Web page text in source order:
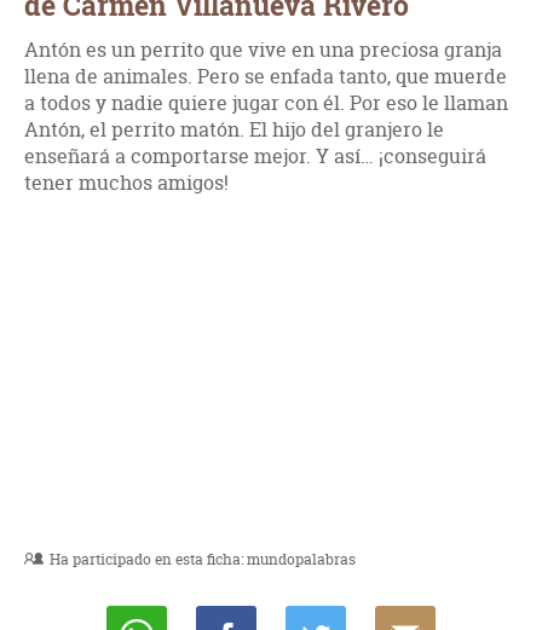
Antón es un perrito que vive en una preciosa granja
llena de animales. Pero se enfada tanto, que muerde
a todos y nadie quiere jugar con él. Por eso le llaman
Antón, el perrito matón. El hijo del granjero le
enseñará a comportarse mejor. Y así… ¡conseguirá
tener muchos amigos!
Ha participado en esta ficha:mundopalabras